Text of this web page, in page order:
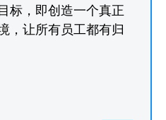
标，即创造一个真正
，让所有员工都有归